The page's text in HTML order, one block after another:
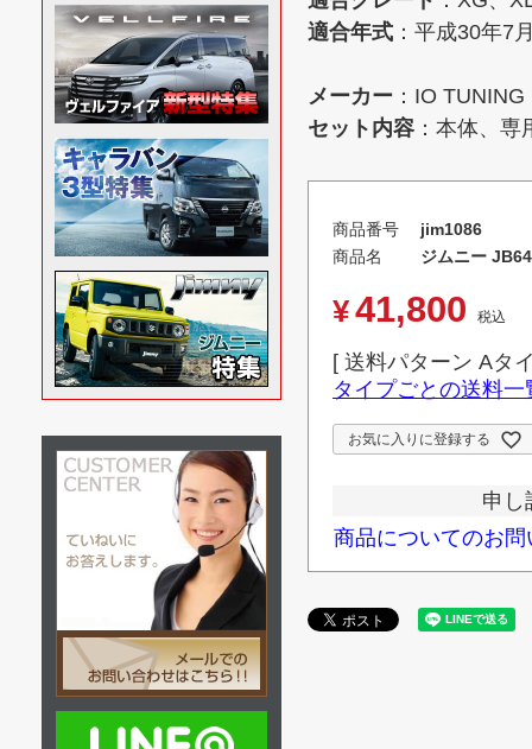
適合年式 ：平成30年7
メーカー ：IO
セット内容 ：本体、
商品番号
jim1086
商品名
ジムニー
¥41,800 税込
送料パターン Aタ
タイプごとの送料一
お気に入りに登録する
申し
商品についてのお問